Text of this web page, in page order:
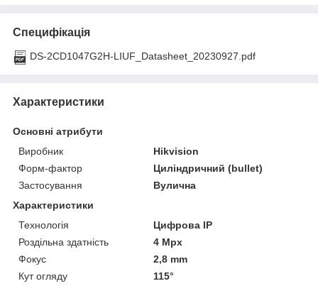
Специфікація
DS-2CD1047G2H-LIUF_Datasheet_20230927.pdf
Характеристики
Основні атрибути
Виробник
Hikvision
Форм-фактор
Циліндричний (bullet)
Застосування
Вулична
Характеристики
Технологія
Цифрова ІР
Роздільна здатність
4 Mpx
Фокус
2,8 mm
Кут огляду
115°